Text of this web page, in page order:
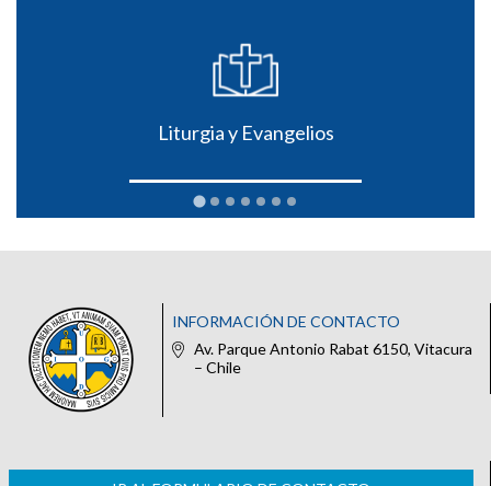
Liturgia y Evangelios
INFORMACIÓN DE CONTACTO
Av. Parque Antonio Rabat 6150, Vitacura
– Chile